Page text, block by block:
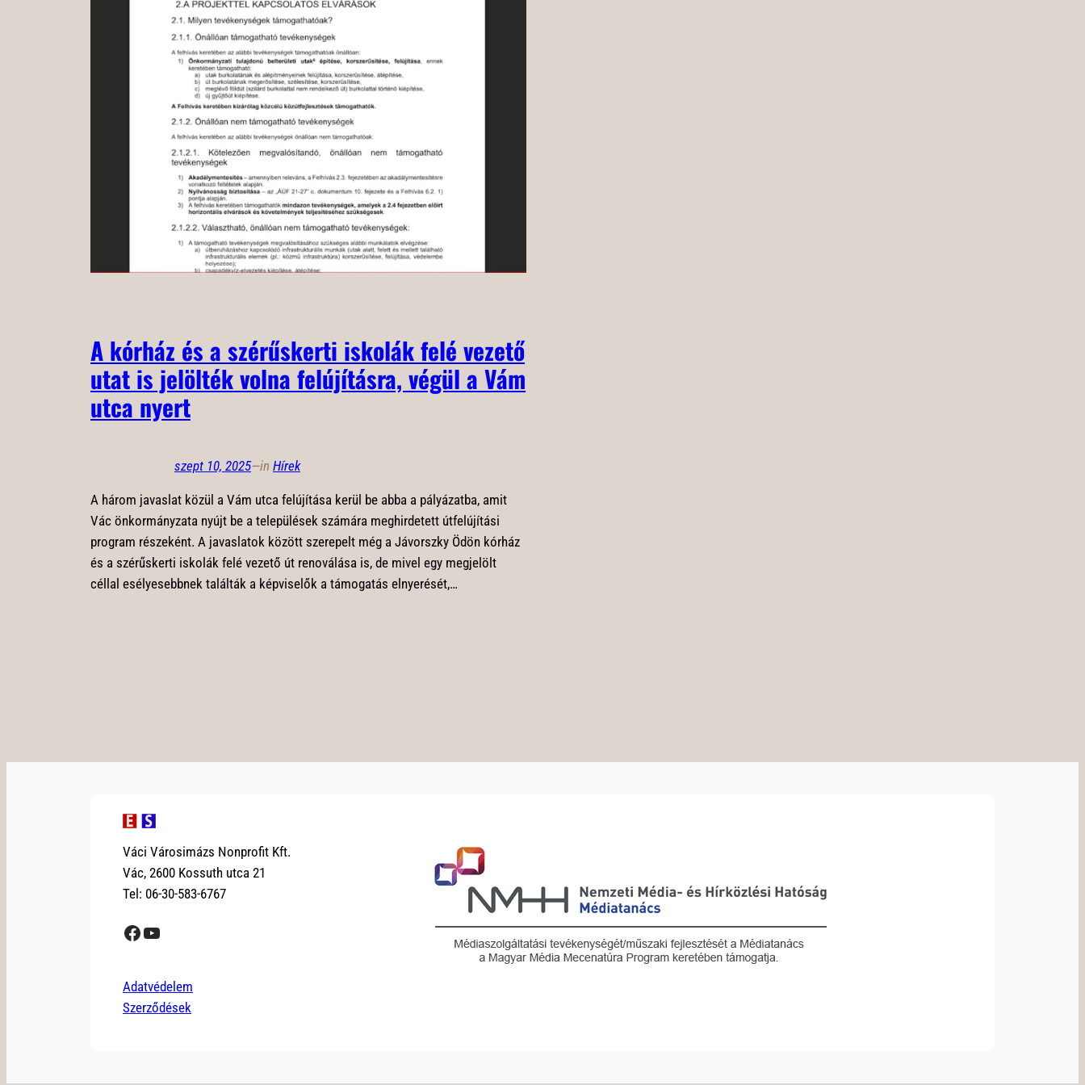
A kórház és a szérűskerti iskolák felé vezető
utat is jelölték volna felújításra, végül a Vám
utca nyert
szept 10, 2025—in Hírek
A három javaslat közül a Vám utca felújítása kerül be abba a pályázatba, amit
Vác önkormányzata nyújt be a települések számára meghirdetett útfelújítási
program részeként. A javaslatok között szerepelt még a Jávorszky Ödön kórház
és a szérűskerti iskolák felé vezető út renoválása is, de mivel egy megjelölt
céllal esélyesebbnek találták a képviselők a támogatás elnyerését,…
Váci Városimázs Nonprofit Kft.
Vác, 2600 Kossuth utca 21
Tel: 06-30-583-6767
Facebook YouTube
Adatvédelem
Szerződések